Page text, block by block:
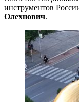
инструментов
Олехнович.